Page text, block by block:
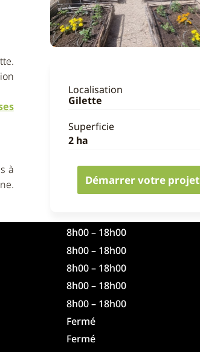
à
Localisation
Gilette
Superficie
2 ha
Démarrer votre projet
8h00 – 18h00
8h00 – 18h00
8h00 – 18h00
8h00 – 18h00
8h00 – 18h00
Fermé
Fermé